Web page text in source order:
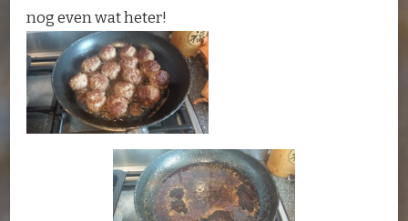
nog even wat heter!